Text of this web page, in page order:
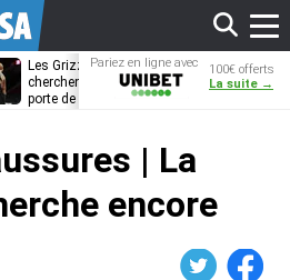
Les Grizzlies
cherchent déjà une
porte de sortie
Dwane Casey
bientôt coach
Pariez en ligne avec
100€ offerts
La suite →
| La
encore
Facebook